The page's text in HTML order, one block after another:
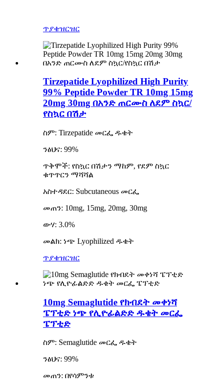
ጥያቄዝርዝር
Tirzepatide Lyophilized High Purity
99% Peptide Powder TR 10mg 15mg
20mg 30mg በአንድ ጠርሙስ ለደም ስኳር/
የስኳር በሽታ
ስም: Tirzepatide መርፌ ዱቄት
ንፅህና: 99%
ጥቅሞች: የስኳር በሽታን ማከም, የደም ስኳር
ቁጥጥርን ማሻሻል
አስተዳደር: Subcutaneous መርፌ
መጠን: 10mg, 15mg, 20mg, 30mg
ውሃ: 3.0%
መልክ: ነጭ Lyophilized ዱቄት
ጥያቄዝርዝር
10mg Semaglutide የክብደት መቀነሻ
ፔፕቲድ ነጭ የሊዮፊልድድ ዱቄት መርፌ
ፔፕቲድ
ስም: Semaglutide መርፌ ዱቄት
ንፅህና: 99%
መጠን: በየሳምንቱ